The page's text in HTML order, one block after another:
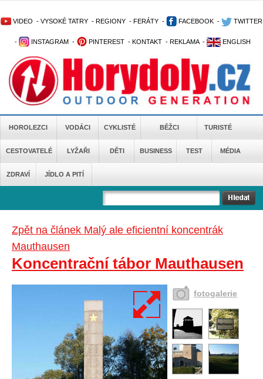
VIDEO - VYSOKÉ TATRY - REGIONY - FERÁTY - FACEBOOK - TWITTER
- INSTAGRAM - PINTEREST - KONTAKT - REKLAMA - ENGLISH
HOROLEZCI VODÁCI CYKLISTÉ BĚŽCI TURISTÉ
CESTOVATELÉ LYŽAŘI DĚTI BUSINESS TEST MÉDIA
ZDRAVÍ JÍDLO A PITÍ
Zpět na článek Malý ale eficientní koncentrák
Mauthausen
Koncentrační tábor Mauthausen
fotogalerie